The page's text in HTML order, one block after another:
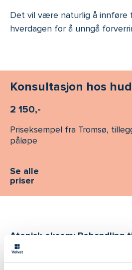
Det vil være naturlig å innføre
hverdagen for å unngå
Konsultasjon hos
2 150,-
Priseksempel fra Tromsø,
påløpe
Se alle
priser
Atopisk eksem: Behandling
steder